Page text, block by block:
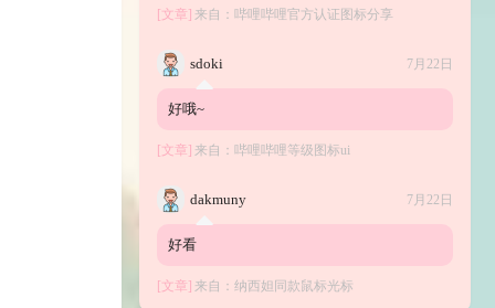
[文章] 来自： 哔哩哔哩官方认证图标分享
sdoki 7月22日
好哦~
[文章] 来自： 哔哩哔哩等级图标ui
dakmuny 7月22日
好看
[文章] 来自： 纳西妲同款鼠标光标